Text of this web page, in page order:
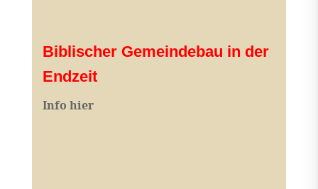
Biblischer Gemeindebau in der
Endzeit
Info hier